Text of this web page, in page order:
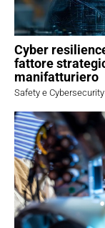
Cyber
fattore
manifatturiero
Safety e Cybersecurity